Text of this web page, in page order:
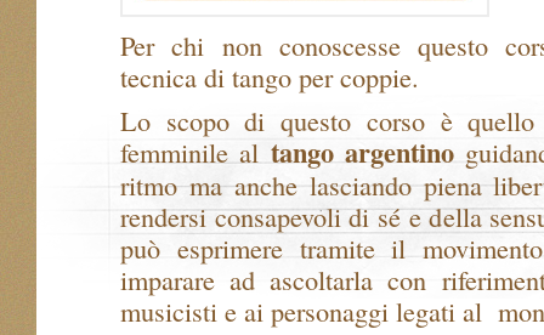
Per chi non conoscesse questo
tecnica di tango per coppie.
Lo scopo di questo corso è
femminile al tangoargentino
ritmo ma anche lasciando piena
rendersi consapevoli di sé e della
può esprimere tramite il
imparare ad ascoltarla con
musicisti e ai personaggi legati al